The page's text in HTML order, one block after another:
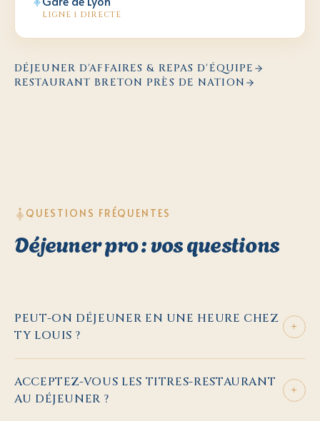
LIGNE 1 DIRECTE
DÉJEUNER D'AFFAIRES & REPAS D'ÉQUIPE
RESTAURANT BRETON PRÈS DE NATION
QUESTIONS FRÉQUENTES
Déjeuner pro : vos questions
PEUT-ON DÉJEUNER EN UNE HEURE CHEZ
TY LOUIS ?
+
ACCEPTEZ-VOUS LES TITRES-RESTAURANT
AU DÉJEUNER ?
+